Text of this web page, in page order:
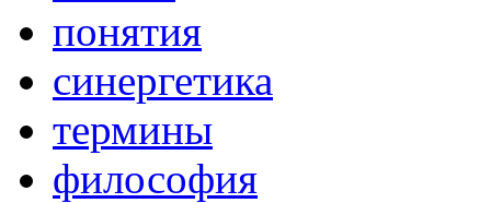
понятия
синергетика
термины
философия